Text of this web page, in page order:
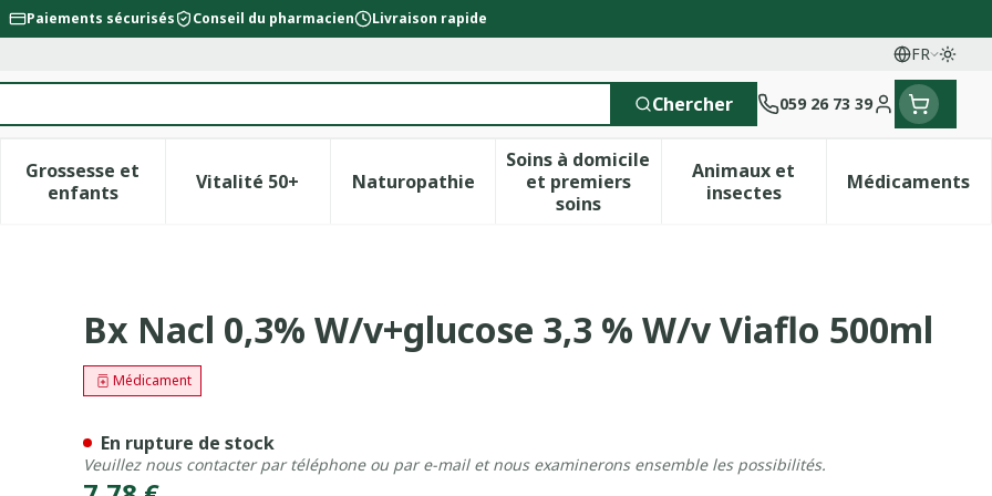
Paiements sécurisés Conseil du pharmacien Livraison rapide
FR
Langues
Chercher 059 26 73 39
Menu client
catégorie Beauté, soins et hygiène
sous-menu pour la catégorie Régime, alimentation & vitamines
Grossesse et
enfants
Afficher le sous-menu pour la catégorie Grossesse et enfants
Vitalité 50+Afficher le sous-menu pour la catégorie Vitalité 50+
NaturopathieAfficher le sous-menu pour la catégorie Naturopathie
Soins à domicile
et premiers
soins
Afficher le sous-menu pour la catégorie
Animaux et
insectesAfficher le sous-menu
Médicaments
Afficher
% W/v Viaflo 500ml
Bx Nacl 0,3% W/v+glucose 3,3 % W/v Viaflo 500ml
Médicament
En rupture de stock
Veuillez nous contacter par téléphone ou par e-mail et nous examinerons ensemble les possibilités.